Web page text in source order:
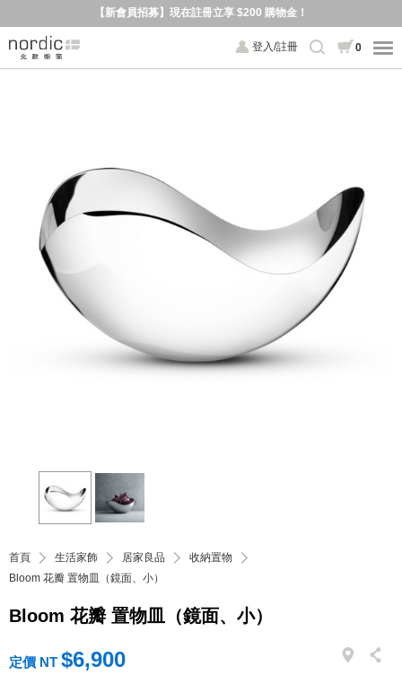
【新會員招募】現在註冊立享 $200 購物金！
登入/註冊 0
首頁 生活家飾 居家良品
收納置物
Bloom 花瓣 置物皿（鏡面、小）
Bloom 花瓣 置物皿（鏡面、小）
定價 NT $6,900